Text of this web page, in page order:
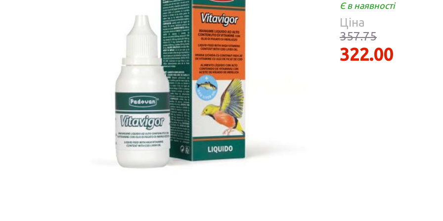
Крупи
Соуси
Консервація
Східна кухня
Снеки та закуски
Харчові
інгредієнти
Рослинна олія
Борошно та
висівки
Подарункові
Є в наявності
Ціна
357.75
322.00